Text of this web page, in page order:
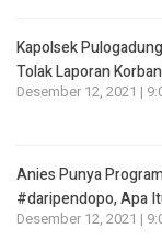
Kapolsek
Tolak Laporan
Desember 12, 2021 |
Anies Punya
#daripendopo, Apa
Desember 12, 2021 |